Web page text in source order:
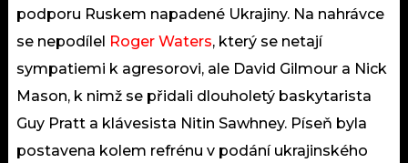
podporu Ruskem napadené Ukrajiny. Na nahrávce
se nepodílel Roger Waters, který se netají
sympatiemi k agresorovi, ale David Gilmour a Nick
Mason, k nimž se přidali dlouholetý baskytarista
Guy Pratt a klávesista Nitin Sawhney. Píseň byla
postavena kolem refrénu v podání ukrajinského